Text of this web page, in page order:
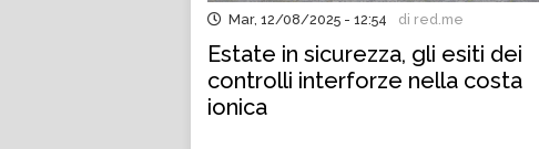
Mar, 12/08/2025 - 12:54 di red.me
Estate in sicurezza, gli esiti dei
controlli interforze nella costa
ionica